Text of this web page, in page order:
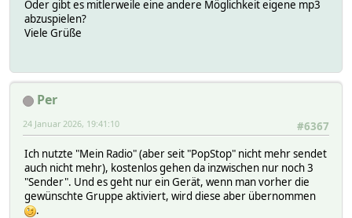
Oder gibt es mitlerweile eine andere Möglichkeit eigene mp3
abzuspielen?
Viele Grüße
Per
#6367
24 Januar 2026, 19:41:10
Ich nutzte "Mein Radio" (aber seit "PopStop" nicht mehr sendet
auch nicht mehr), kostenlos gehen da inzwischen nur noch 3
"Sender". Und es geht nur ein Gerät, wenn man vorher die
gewünschte Gruppe aktiviert, wird diese aber übernommen
.